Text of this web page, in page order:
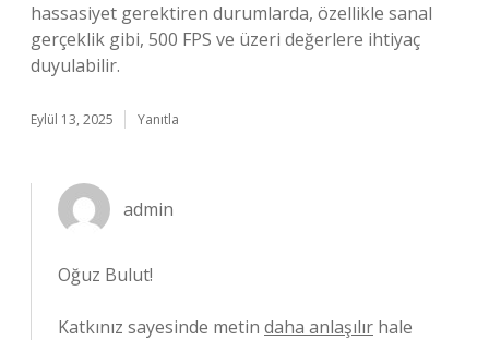
hassasiyet gerektiren durumlarda, özellikle sanal
gerçeklik gibi, 500 FPS ve üzeri değerlere ihtiyaç
duyulabilir.
Eylül 13, 2025 Yanıtla
admin
Oğuz Bulut!
Katkınız sayesinde metin daha anlaşılır hale